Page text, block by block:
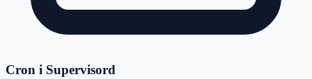
Cron i Supervisord